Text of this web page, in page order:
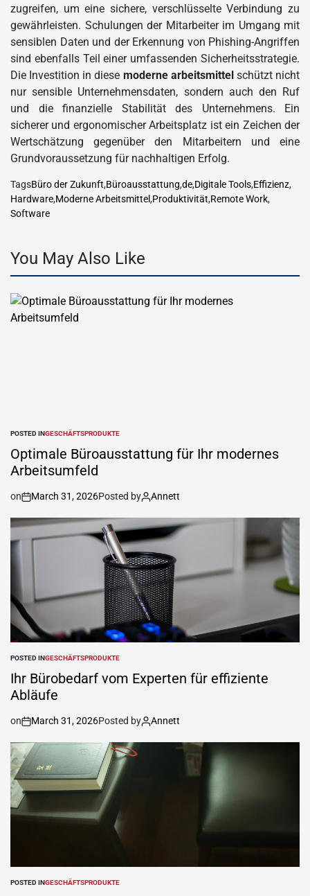
zugreifen, um eine sichere, verschlüsselte Verbindung zu
gewährleisten. Schulungen der Mitarbeiter im Umgang mit
sensiblen Daten und der Erkennung von Phishing-Angriffen
sind ebenfalls Teil einer umfassenden Sicherheitsstrategie.
Die Investition in diese moderne arbeitsmittel schützt nicht
nur sensible Unternehmensdaten, sondern auch den Ruf
und die finanzielle Stabilität des Unternehmens. Ein
sicherer und ergonomischer Arbeitsplatz ist ein Zeichen der
Wertschätzung gegenüber den Mitarbeitern und eine
Grundvoraussetzung für nachhaltigen Erfolg.
TagsBüro der Zukunft,Büroausstattung,de,Digitale Tools,Effizienz,
Hardware,Moderne Arbeitsmittel,Produktivität,Remote Work,
Software
You May Also Like
POSTED INGESCHÄFTSPRODUKTE
Optimale Büroausstattung für Ihr modernes
Arbeitsumfeld
on March 31, 2026Posted by Annett
POSTED INGESCHÄFTSPRODUKTE
Ihr Bürobedarf vom Experten für effiziente
Abläufe
on March 31, 2026Posted by Annett
POSTED INGESCHÄFTSPRODUKTE